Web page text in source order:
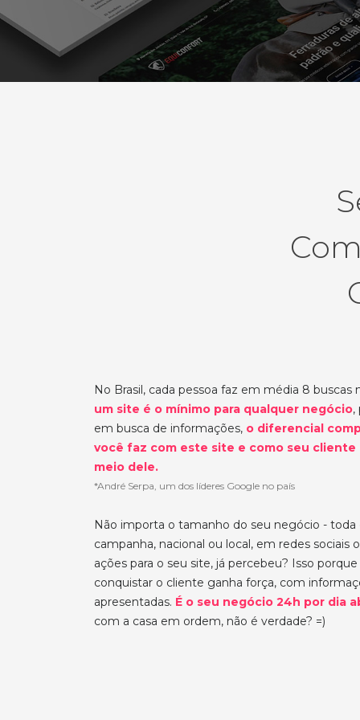
No Brasil, cada pessoa faz em média 8
um site é o mínimo para qualquer negócio,
em busca de informações, o diferencial
você faz com este site e como seu cliente
meio dele.
*André Serpa, um dos líderes Google no país
Não importa o tamanho do seu negócio -
campanha, nacional ou local, em redes sociais
ações para o seu site, já percebeu? Isso
conquistar o cliente ganha força, com
apresentadas. É o seu negócio 24h por dia
com a casa em ordem, não é verdade? =)